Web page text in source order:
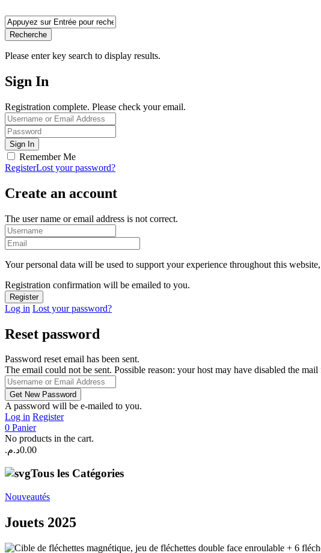
Recherche
Please enter key search to display results.
Sign In
Registration complete. Please check your email.
Remember Me
RegisterLost your password?
Create an account
The user name or email address is not correct.
Your personal data will be used to support your experience throughout this
Registration confirmation will be emailed to you.
Log in Lost your password?
Reset password
Password reset email has been sent.
The email could not be sent. Possible reason: your host may have disabled the
A password will be e-mailed to you.
Log in Register
0 Panier
No products in the cart.
0.00د.م.
Tous les Catégories
Nouveautés
Jouets 2025